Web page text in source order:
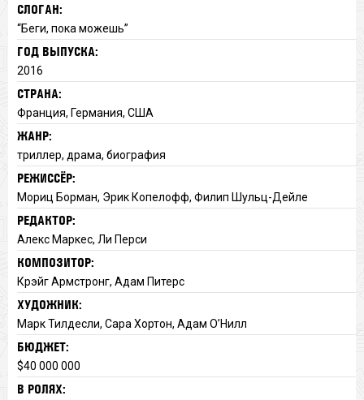
СЛОГАН:
“Беги, пока можешь”
ГОД ВЫПУСКА:
2016
СТРАНА:
Франция, Германия, США
ЖАНР:
триллер, драма, биография
РЕЖИССЁР:
Мориц Борман, Эрик Копелофф, Филип Шульц-Дейле
РЕДАКТОР:
Алекс Маркес, Ли Перси
КОМПОЗИТОР:
Крэйг Армстронг, Адам Питерс
ХУДОЖНИК:
Марк Тилдесли, Сара Хортон, Адам О’Нилл
БЮДЖЕТ:
$40 000 000
В РОЛЯХ: